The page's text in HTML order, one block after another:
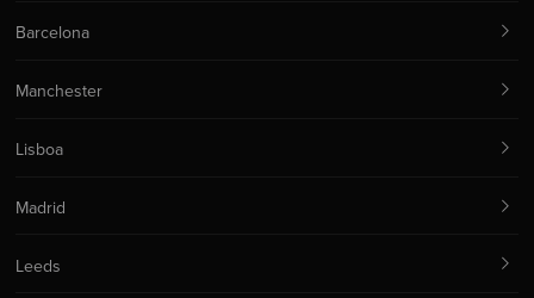
Barcelona
Manchester
Lisboa
Madrid
Leeds